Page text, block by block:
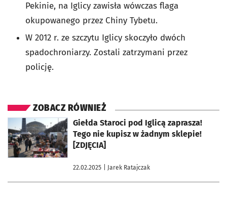
Pekinie, na Iglicy zawisła wówczas flaga
okupowanego przez Chiny Tybetu.
W 2012 r. ze szczytu Iglicy skoczyło dwóch
spadochroniarzy. Zostali zatrzymani przez
policję.
ZOBACZ RÓWNIEŻ
Giełda Staroci pod Iglicą zaprasza!
Tego nie kupisz w żadnym sklepie!
[ZDJĘCIA]
22.02.2025 | Jarek Ratajczak
otworzy się w nowej karcie